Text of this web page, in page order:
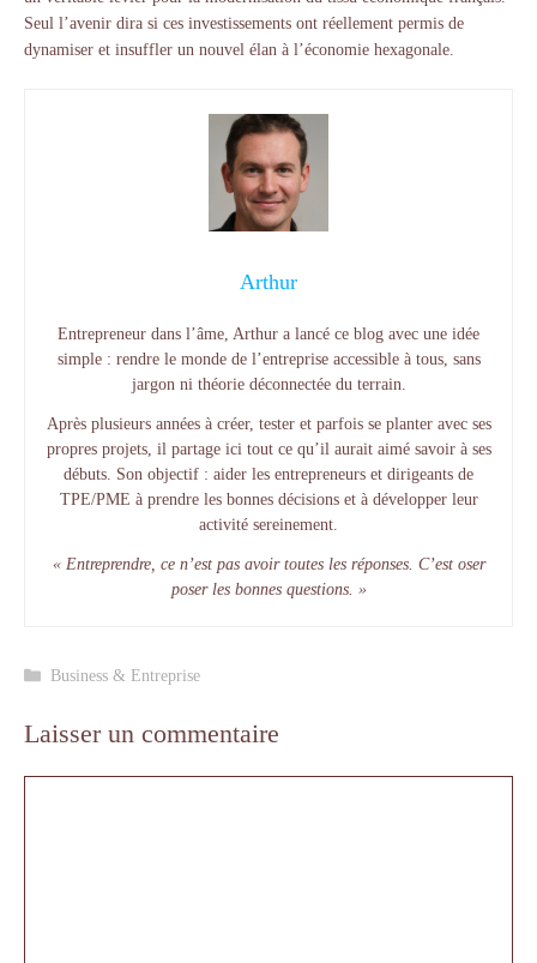
Seul l’avenir dira si ces investissements ont réellement permis de
dynamiser et insuffler un nouvel élan à l’économie hexagonale.
Arthur
Entrepreneur dans l’âme, Arthur a lancé ce blog avec une idée
simple : rendre le monde de l’entreprise accessible à tous, sans
jargon ni théorie déconnectée du terrain.
Après plusieurs années à créer, tester et parfois se planter avec ses
propres projets, il partage ici tout ce qu’il aurait aimé savoir à ses
débuts. Son objectif : aider les entrepreneurs et dirigeants de
TPE/PME à prendre les bonnes décisions et à développer leur
activité sereinement.
« Entreprendre, ce n’est pas avoir toutes les réponses. C’est oser
poser les bonnes questions. »
Catégories
Business & Entreprise
Laisser un commentaire